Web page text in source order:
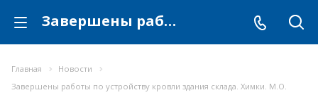
Завершены работы по устройству кровли здания склада. Химки. М.О.
Главная
Новости
Завершены работы по устройству кровли здания склада. Химки. М.О.